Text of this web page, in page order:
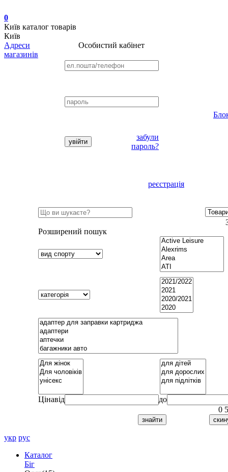
0
Київ каталог товарів
Київ
Адреси
магазинів
Особистий кабінет
забули
пароль?
реєстрація
Розширений пошук
Цінавід
до
0
укр рус
Каталог
Біг